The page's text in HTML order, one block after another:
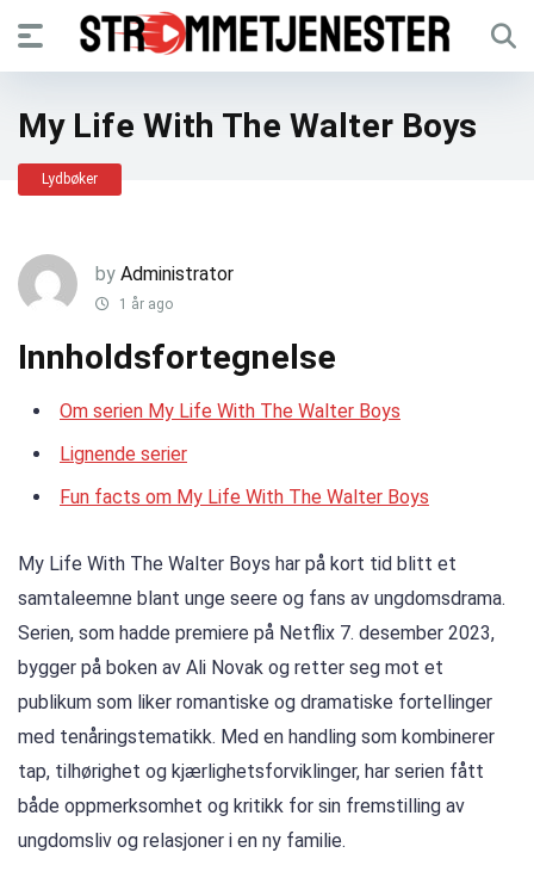
My Life With The Walter Boys
Lydbøker
by Administrator
1 år ago
Innholdsfortegnelse
Om serien My Life With The Walter Boys
Lignende serier
Fun facts om My Life With The Walter Boys
My Life With The Walter Boys har på kort tid blitt et
samtaleemne blant unge seere og fans av ungdomsdrama.
Serien, som hadde premiere på Netflix 7. desember 2023,
bygger på boken av Ali Novak og retter seg mot et
publikum som liker romantiske og dramatiske fortellinger
med tenåringstematikk. Med en handling som kombinerer
tap, tilhørighet og kjærlighetsforviklinger, har serien fått
både oppmerksomhet og kritikk for sin fremstilling av
ungdomsliv og relasjoner i en ny familie.